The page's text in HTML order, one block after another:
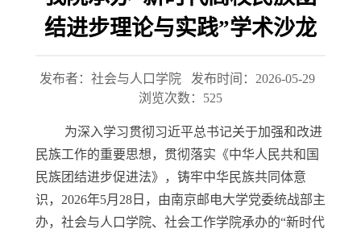
结进步理论与实践”学术沙龙
发布者：社会与人口学院
发布时间：2026-05-29
浏览次数： 525
为深入学习贯彻习近平总书记关于加强和改进
民族工作的重要思想，贯彻落实《中华人民共和国
民族团结进步促进法》，铸牢中华民族共同体意
识，2026年5月28日，由南京邮电大学党委统战部主
办，社会与人口学院、社会工作学院承办的“新时代